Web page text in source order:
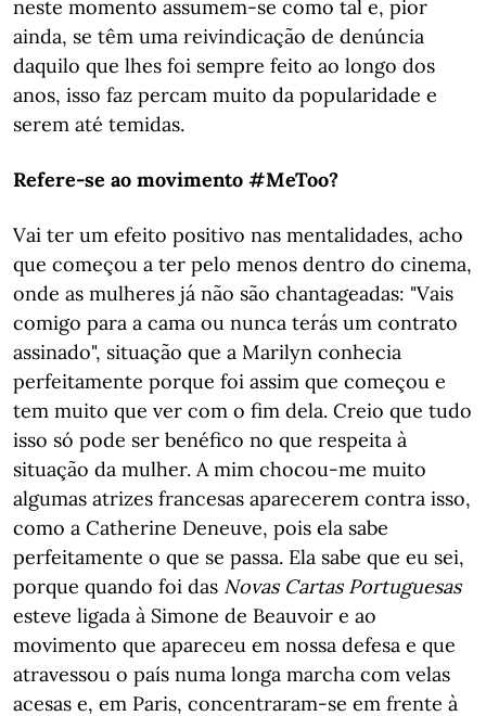
neste momento assumem-se como tal e, pior
ainda, se têm uma reivindicação de denúncia
daquilo que lhes foi sempre feito ao longo dos
anos, isso faz percam muito da popularidade e
serem até temidas.
Refere-se ao movimento #MeToo?
Vai ter um efeito positivo nas mentalidades, acho
que começou a ter pelo menos dentro do cinema,
onde as mulheres já não são chantageadas: "Vais
comigo para a cama ou nunca terás um contrato
assinado", situação que a Marilyn conhecia
perfeitamente porque foi assim que começou e
tem muito que ver com o fim dela. Creio que tudo
isso só pode ser benéfico no que respeita à
situação da mulher. A mim chocou-me muito
algumas atrizes francesas aparecerem contra isso,
como a Catherine Deneuve, pois ela sabe
perfeitamente o que se passa. Ela sabe que eu sei,
porque quando foi das Novas Cartas Portuguesas
esteve ligada à Simone de Beauvoir e ao
movimento que apareceu em nossa defesa e que
atravessou o país numa longa marcha com velas
acesas e, em Paris, concentraram-se em frente à